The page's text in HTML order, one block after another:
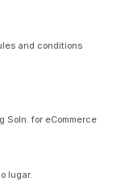
and conditions
Soln. for eCommerce
lugar.